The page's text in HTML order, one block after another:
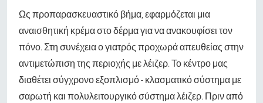
Ως προπαρασκευαστικό βήμα, εφαρμόζεται μια
αναισθητική κρέμα στο δέρμα για να ανακουφίσει τον
πόνο. Στη συνέχεια ο γιατρός προχωρά απευθείας στην
αντιμετώπιση της περιοχής με λέιζερ. Το κέντρο μας
διαθέτει σύγχρονο εξοπλισμό - κλασματικό σύστημα με
σαρωτή και πολυλειτουργικό σύστημα λέιζερ. Πριν από